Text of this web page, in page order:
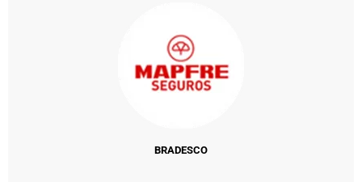
BRADESCO